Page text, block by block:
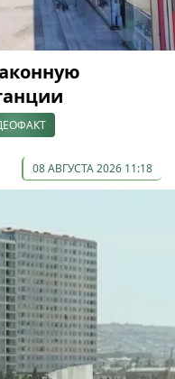
08 АВГУСТА 2026 11:18